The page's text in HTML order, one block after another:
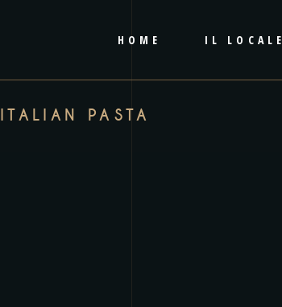
HOME IL LOCALE
ITALIAN PASTA